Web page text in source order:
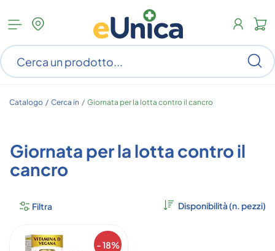
Apri
menu
categorie
Catalogo / Cerca in / Giornata per la lotta contro il cancro
Giornata per la lotta contro il
cancro
Filtra
- 18%